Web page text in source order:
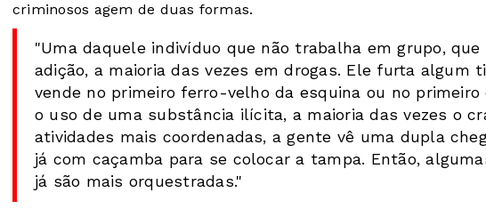
criminosos agem de duas formas.
"Uma daquele indivíduo que não trabalha em grupo,
adição, a maioria das vezes em drogas. Ele furta algum
vende no primeiro ferro-velho da esquina ou no
o uso de uma substância ilícita, a maioria das vezes o
atividades mais coordenadas, a gente vê uma dupla
já com caçamba para se colocar a tampa. Então,
já são mais orquestradas."